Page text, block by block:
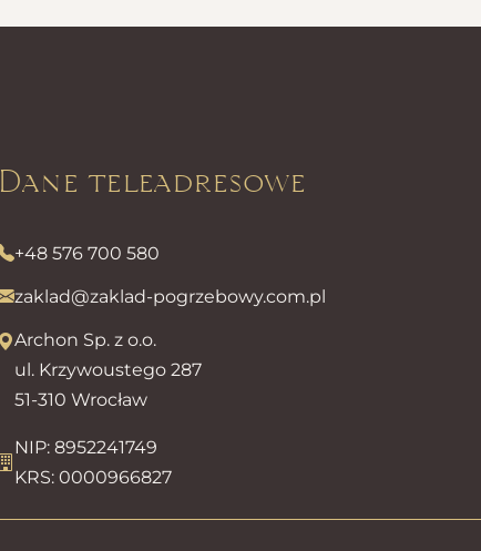
Dane teleadresowe
+48 576 700 580
zaklad@zaklad-pogrzebowy.com.pl
Archon Sp. z o.o.
ul. Krzywoustego 287
51-310 Wrocław
NIP: 8952241749
KRS: 0000966827